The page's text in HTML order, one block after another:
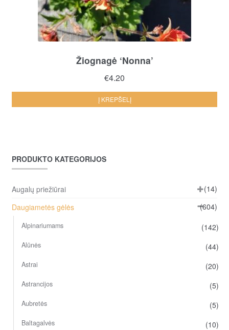
Žiognagė ‘Nonna’
€4.20
Į KREPŠELĮ
PRODUKTO KATEGORIJOS
Augalų priežiūrai
(14)
Daugiametės gėlės
(604)
Alpinariumams (142)
Alūnės (44)
Astrai (20)
Astrancijos (5)
Aubretės (5)
Baltagalvės (10)